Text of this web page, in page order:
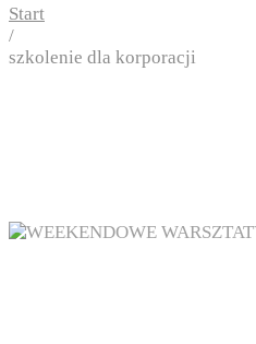
Start
/
szkolenie dla korporacji